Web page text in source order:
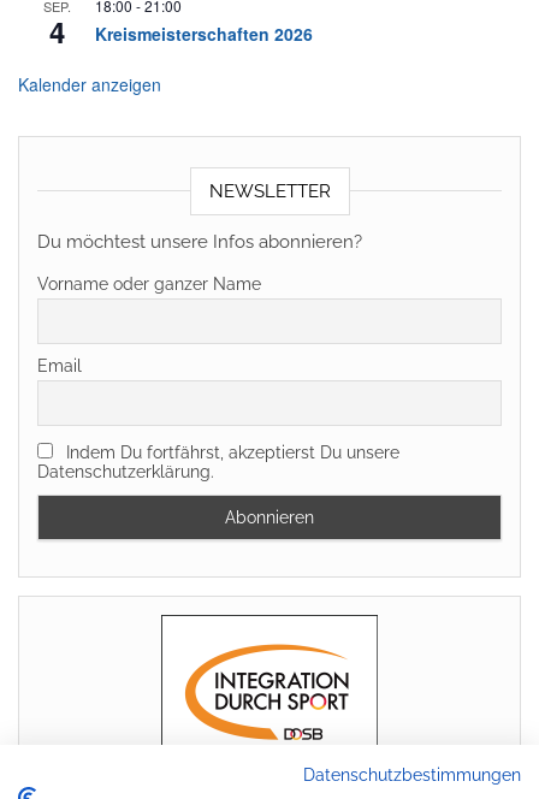
SEP.
4
18:00 -21:00
Kreismeisterschaften 2026
Kalender anzeigen
NEWSLETTER
Du möchtest unsere Infos abonnieren?
Vorname oder ganzer Name
Email
Indem Du fortfährst, akzeptierst Du unsere
Datenschutzerklärung.
Datenschutzbestimmungen